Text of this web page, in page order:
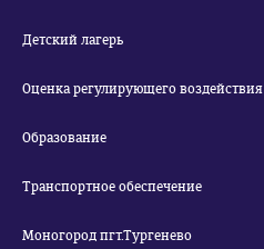
Детский лагерь
Оценка регулирующего воздействия
Образование
Транспортное обеспечение
Моногород пгт.Тургенево